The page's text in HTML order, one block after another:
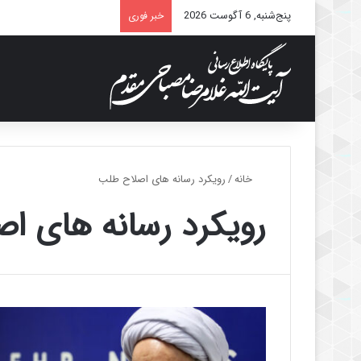
پنج‌شنبه, 6 آگوست 2026 خبر فوری
خانه/رویکرد رسانه های اصلاح طلب
رویکرد رسانه های